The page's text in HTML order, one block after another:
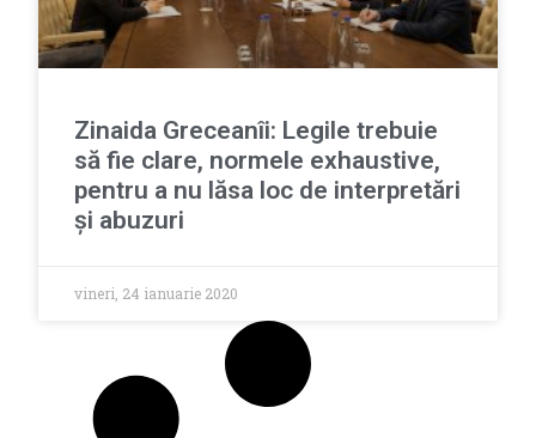
Zinaida Greceanîi: Legile trebuie
să fie clare, normele exhaustive,
pentru a nu lăsa loc de interpretări
și abuzuri
vineri, 24 ianuarie 2020